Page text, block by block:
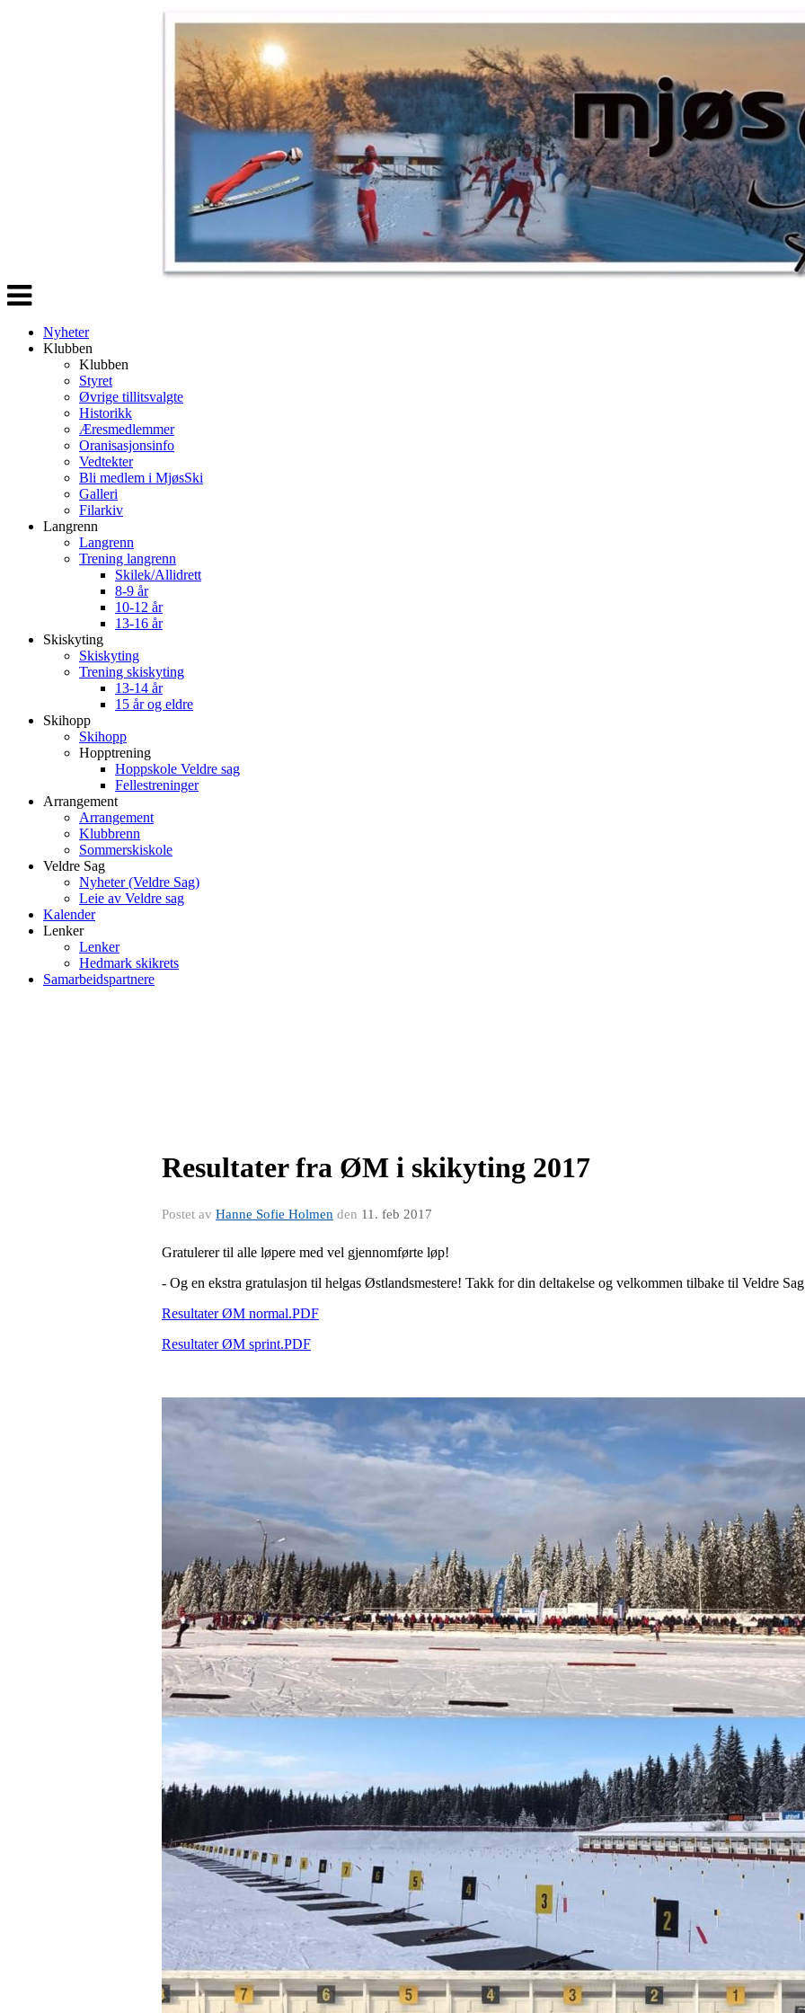
Veksle
navigasjon
Nyheter
Klubben
Klubben
Styret
Øvrige tillitsvalgte
Historikk
Æresmedlemmer
Oranisasjonsinfo
Vedtekter
Bli medlem i MjøsSki
Galleri
Filarkiv
Langrenn
Langrenn
Trening langrenn
Skilek/Allidrett
8-9 år
10-12 år
13-16 år
Skiskyting
Skiskyting
Trening skiskyting
13-14 år
15 år og eldre
Skihopp
Skihopp
Hopptrening
Hoppskole Veldre sag
Fellestreninger
Arrangement
Arrangement
Klubbrenn
Sommerskiskole
Veldre Sag
Nyheter (Veldre Sag)
Leie av Veldre sag
Kalender
Lenker
Lenker
Hedmark skikrets
Samarbeidspartnere
Resultater fra ØM i skikyting 2017
Postet av Hanne Sofie Holmen den 11. feb 2017
Gratulerer til alle løpere med vel gjennomførte løp!
- Og en ekstra gratulasjon til helgas Østlandsmestere! Takk for din deltakelse og velkommen tilbake til Veldre
Resultater ØM normal.PDF
Resultater ØM sprint.PDF